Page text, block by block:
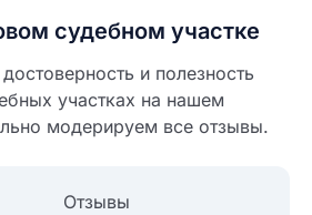
судебном участке
и полезность
участках на нашем
модерируем все отзывы.
Отзывы
отзыва
отзыва
ОТЗЫВ